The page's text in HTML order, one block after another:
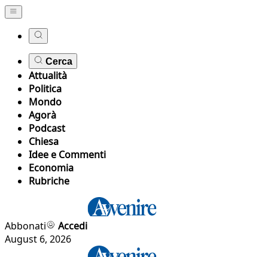
Cerca
Attualità
Politica
Mondo
Agorà
Podcast
Chiesa
Idee e Commenti
Economia
Rubriche
Abbonati
Accedi
August 6, 2026